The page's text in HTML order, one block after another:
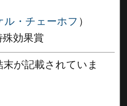
ル・チェーホフ ）
効果賞
末が記載されていま